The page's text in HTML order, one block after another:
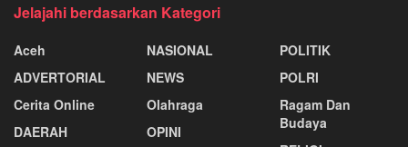
Jelajahi berdasarkan Kategori
Aceh
ADVERTORIAL
Cerita Online
DAERAH
NASIONAL
NEWS
Olahraga
OPINI
POLITIK
POLRI
Ragam Dan
Budaya